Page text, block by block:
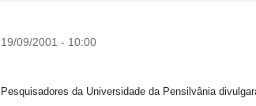
19/09/2001 - 10:00
Pesquisadores da Universidade da Pensilvânia